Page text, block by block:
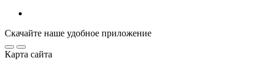
Скачайте наше удобное приложение
Карта сайта